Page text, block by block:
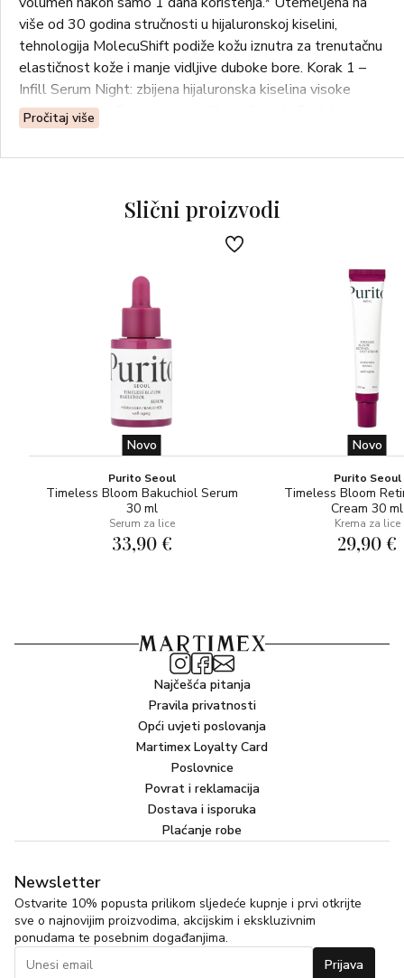
više od 30 godina stručnosti u hijaluronskoj kiselini,
tehnologija MolecuShift podiže kožu iznutra za trenutačnu
elastičnost kože i manje vidljive duboke bore. Korak 1 –
Infill Serum Night: zbijena hijaluronska kiselina visoke
molekularne težine intenzivno** prodire u kožu dok
spavate. Korak 2 – Full Expansion Serum Day: zbijena
hijaluronska kiselina visoke molekularne težine proširena
trenutni dobitak na volumenu. Za sve tipove kože.
Dermatološki testiran. Dostupno punjenje/refil.
*Potrošački test na 110 žena.**U gornjim slojevima
Pročitaj više
Slični proizvodi
Novo
Purito Seoul
Timeless Bloom Bakuchiol Serum
30 ml
Serum za lice
33,90 €
Novo
Purito Seoul
Timeless Bloom
Cream 30 ml
Krema za lice
29,90 €
Najčešća pitanja
Pravila privatnosti
Opći uvjeti poslovanja
Martimex Loyalty Card
Poslovnice
Povrat i reklamacija
Dostava i isporuka
Plaćanje robe
Newsletter
Ostvarite 10% popusta prilikom sljedeće kupnje i prvi otkrijte
sve o najnovijim proizvodima, akcijskim i ekskluzivnim
ponudama te posebnim događanjima.
Prijava